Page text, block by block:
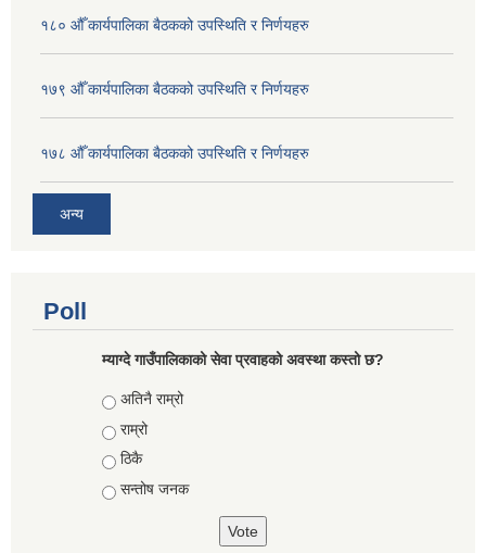
१८० औँ कार्यपालिका बैठकको उपस्थिति र निर्णयहरु
१७९ औँ कार्यपालिका बैठकको उपस्थिति र निर्णयहरु
१७८ औँ कार्यपालिका बैठकको उपस्थिति र निर्णयहरु
अन्य
Poll
म्याग्दे गाउँपालिकाको सेवा प्रवाहको अवस्था कस्तो छ?
Choices
अतिनै राम्रो
राम्रो
ठिकै
सन्तोष जनक